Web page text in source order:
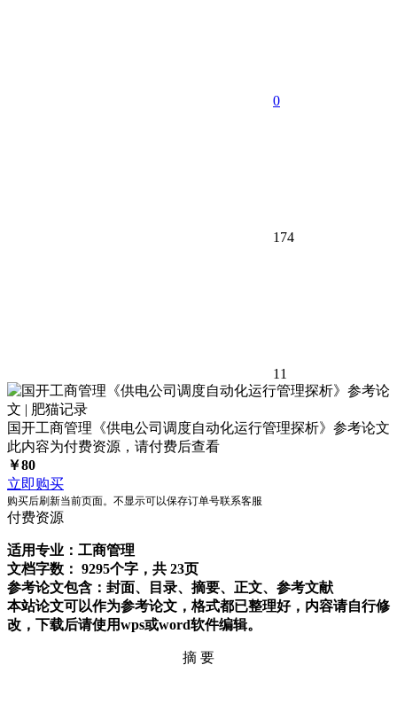
0
174
11
国开工商管理《供电公司调度自动化运行管理探析》参考论文
此内容为付费资源，请付费后查看
￥80
立即购买
购买后刷新当前页面。不显示可以保存订单号联系客服
付费资源
适用专业：工商管理
文档字数： 9295个字，共 23页
参考论文包含：封面、目录、摘要、正文、参考文献
本站论文可以作为参考论文，格式都已整理好，内容请自行修
改，下载后请使用wps或word软件编辑。
摘 要